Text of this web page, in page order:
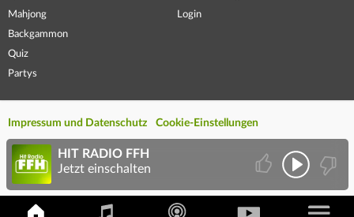
Mahjong
Backgammon
Quiz
Partys
Login
Impressum und Datenschutz Cookie-Einstellungen
HIT RADIO FFH
Jetzt einschalten